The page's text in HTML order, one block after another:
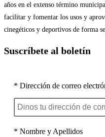
años en el extenso término
facilitar y fomentar los usos y
cinegéticos y deportivos de forma
Suscríbete al boletín
* Dirección de correo
* Nombre y Apellidos